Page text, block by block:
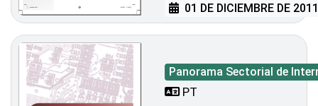
01 DE DICIEMBRE DE
Panorama Sectorial de
PT